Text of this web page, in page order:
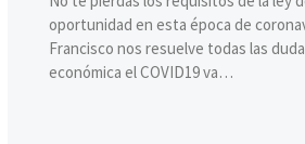
oportunidad en esta época de
Francisco nos resuelve todas las
económica el COVID19 va…